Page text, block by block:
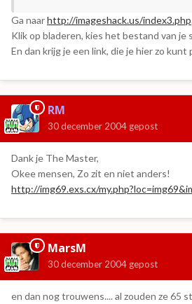
Ga naarhttp://imageshack.us/index3.php.
Klik op bladeren, kies het bestand van je
En dan krijg je een link, die je hier zo kunt
RM
30 december 2004 gepost
Dank je The Master,
Okee mensen, Zo zit en niet anders!
http://img69.exs.cx/
MarsM
30 december 2004 gepost
en dan nog trouwens.... al zouden ze 65